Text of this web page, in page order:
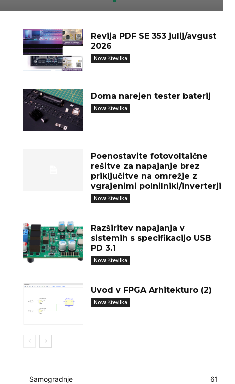
Revija PDF SE 353 julij/avgust
2026
Nova številka
Doma narejen tester baterij
Nova številka
Poenostavite fotovoltaične
rešitve za napajanje brez
priključitve na omrežje z
vgrajenimi polnilniki/inverterji
Nova številka
Razširitev napajanja v
sistemih s specifikacijo USB
PD 3.1
Nova številka
Uvod v FPGA Arhitekturo (2)
Nova številka
Samogradnje
61